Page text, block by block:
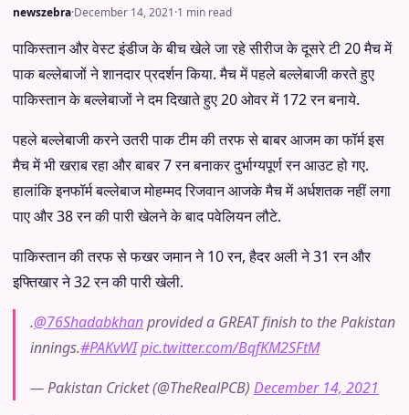
newszebra·December 14, 2021·1 min read
पाकिस्तान और वेस्ट इंडीज के बीच खेले जा रहे सीरीज के दूसरे टी 20 मैच में
पाक बल्लेबाजों ने शानदार प्रदर्शन किया. मैच में पहले बल्लेबाजी करते हुए
पाकिस्तान के बल्लेबाजों ने दम दिखाते हुए 20 ओवर में 172 रन बनाये.
पहले बल्लेबाजी करने उतरी पाक टीम की तरफ से बाबर आजम का फॉर्म इस
मैच में भी खराब रहा और बाबर 7 रन बनाकर दुर्भाग्यपूर्ण रन आउट हो गए.
हालांकि इनफॉर्म बल्लेबाज मोहम्मद रिजवान आजके मैच में अर्धशतक नहीं लगा
पाए और 38 रन की पारी खेलने के बाद पवेलियन लौटे.
पाकिस्तान की तरफ से फखर जमान ने 10 रन, हैदर अली ने 31 रन और
इफ्तिखार ने 32 रन की पारी खेली.
.@76Shadabkhanprovided a GREAT finish to the Pakistan
innings.#PAKvWIpic.twitter.com/BqfKM2SFtM
— Pakistan Cricket (@TheRealPCB) December 14, 2021